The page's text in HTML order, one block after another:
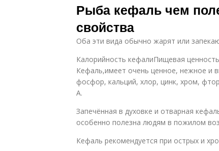
Рыба кефаль чем
свойства
Оба эти вида обычно жарят или
Калорийность кефалиПищевая
Кефаль,имеет очень ценное, нежное и
фосфор, кальций, хлор, цинк, хром,
А.
Запечённая в духовке и отварная
особенно полезна людям в пожилом
Кефаль рекомендуется при острых и